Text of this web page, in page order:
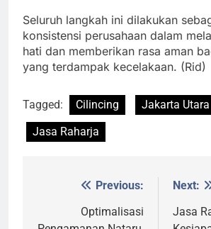
Seluruh langkah ini dilakukan
konsistensi perusahaan dalam
hati dan memberikan rasa aman
yang terdampak kecelakaan. (Rid)
Tagged: Cilincing
Jakarta Utara
Jasa Raharja
navigation
Previous:
Optimalisasi
Next:
Jasa